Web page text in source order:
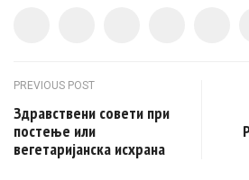
Post navigation
PREVIOUS POST
Здравствени совети при
постење или
вегетаријанска исхрана